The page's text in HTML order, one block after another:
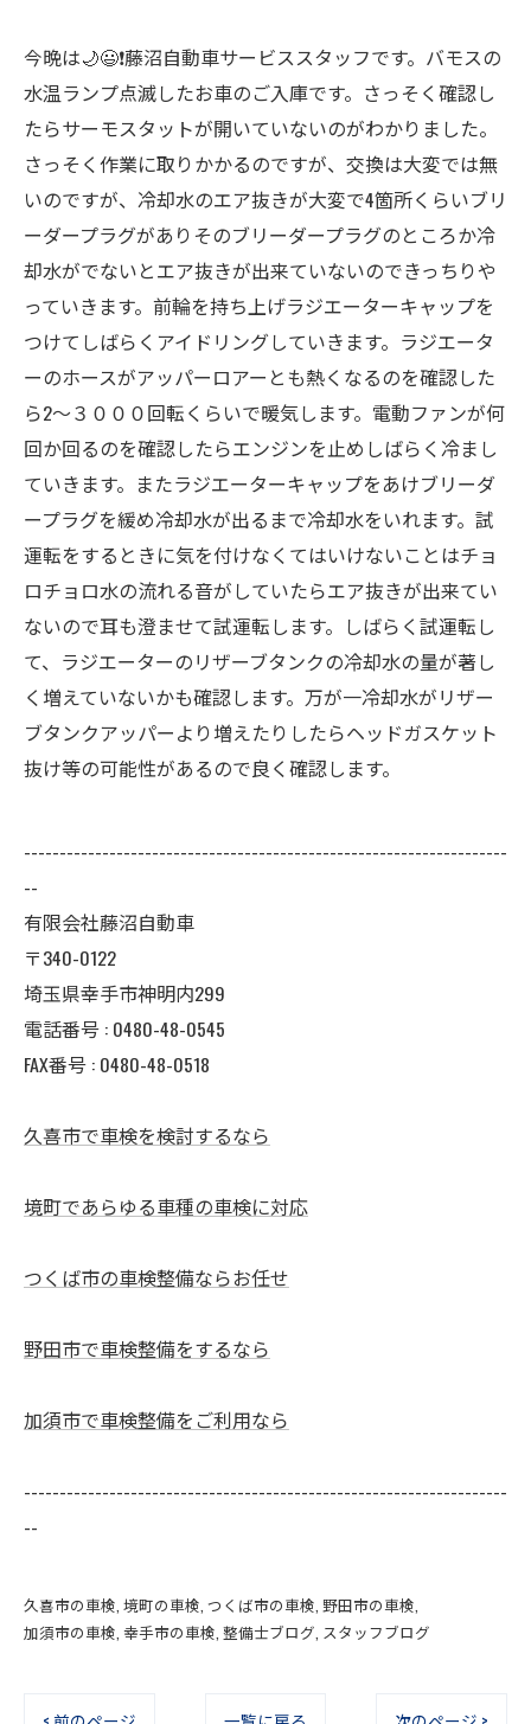
今晩は🌙😃❗藤沼自動車サービススタッフです。バモスの
水温ランプ点滅したお車のご入庫です。さっそく確認し
たらサーモスタットが開いていないのがわかりました。
さっそく作業に取りかかるのですが、交換は大変では無
いのですが、冷却水のエア抜きが大変で4箇所くらいブリ
ーダープラグがありそのブリーダープラグのところか冷
却水がでないとエア抜きが出来ていないのできっちりや
っていきます。前輪を持ち上げラジエーターキャップを
つけてしばらくアイドリングしていきます。ラジエータ
ーのホースがアッパーロアーとも熱くなるのを確認した
ら2～３０００回転くらいで暖気します。電動ファンが何
回か回るのを確認したらエンジンを止めしばらく冷まし
ていきます。またラジエーターキャップをあけブリーダ
ープラグを緩め冷却水が出るまで冷却水をいれます。試
運転をするときに気を付けなくてはいけないことはチョ
ロチョロ水の流れる音がしていたらエア抜きが出来てい
ないので耳も澄ませて試運転します。しばらく試運転し
て、ラジエーターのリザーブタンクの冷却水の量が著し
く増えていないかも確認します。万が一冷却水がリザー
ブタンクアッパーより増えたりしたらヘッドガスケット
抜け等の可能性があるので良く確認します。
--------------------------------------------------------------------
--
有限会社藤沼自動車
〒340-0122
埼玉県幸手市神明内299
電話番号 : 0480-48-0545
FAX番号 : 0480-48-0518
久喜市で車検を検討するなら
境町であらゆる車種の車検に対応
つくば市の車検整備ならお任せ
野田市で車検整備をするなら
加須市で車検整備をご利用なら
--------------------------------------------------------------------
--
久喜市の車検 境町の車検 つくば市の車検 野田市の車検
加須市の車検 幸手市の車検 整備士ブログ スタッフブログ